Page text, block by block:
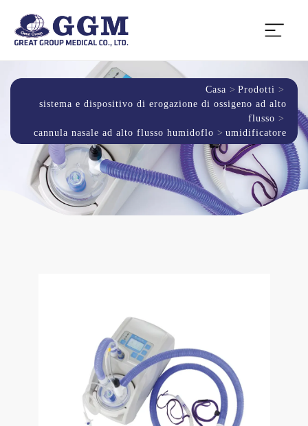
Casa
Prodotti
sistema e dispositivo di erogazione di ossigeno ad alto
flusso
cannula nasale ad alto flusso humidoflo
umidificatore